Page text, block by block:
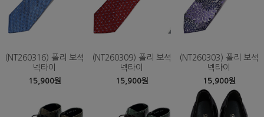
(NT260316) 폴리 보석
넥타이
15,900원
(NT260309) 폴리 보석
넥타이
15,900원
(NT260303) 폴리 보석
넥타이
15,900원